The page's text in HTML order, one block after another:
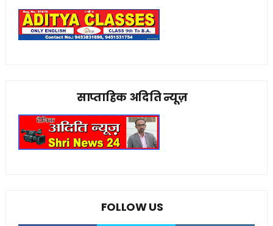
साप्ताहिक अदिति न्यूज़
FOLLOW US